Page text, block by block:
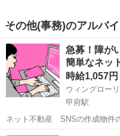
その他(事務)のアルバ
急募！障が
簡単なネッ
時給1,057円
ウィングロー
甲府駅
ネット不動産 SNSの作成物件の登録等 ■お仕事内容！
可能です 給料とは別に携帯代